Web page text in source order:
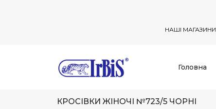
НАШІ МАГАЗИНИ
Головна
КРОСІВКИ ЖІНОЧІ №723/5 ЧОРНІ